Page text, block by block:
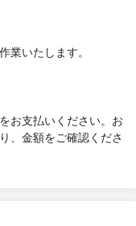
業いたします。
お支払いください。お
、金額をご確認くださ